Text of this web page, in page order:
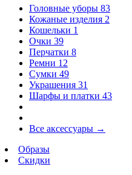
Головные уборы 83
Кожаные изделия 2
Кошельки 1
Очки 39
Перчатки 8
Ремни 12
Сумки 49
Украшения 31
Шарфы и платки 43
Все аксессуары →
Образы
Скидки